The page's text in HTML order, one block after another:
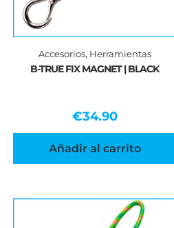
Accesorios, Herramientas
B-TRUE FIX MAGNET | BLACK
€34.90
Añadir al carrito